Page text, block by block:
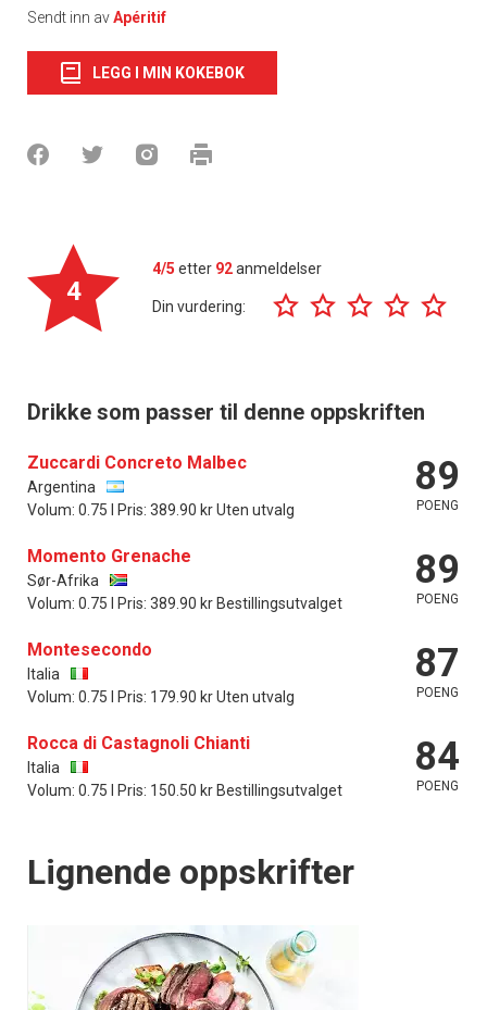
Sendt inn avApéritif
LEGG I MIN KOKEBOK
4
4/5 etter 92anmeldelser
Din vurdering:
Drikke som passer til denne oppskriften
Zuccardi Concreto Malbec
Argentina
Volum: 0.75 l Pris: 389.90 kr Uten utvalg
89
POENG
Momento Grenache
Sør-Afrika
Volum: 0.75 l Pris: 389.90 kr Bestillingsutvalget
89
POENG
Montesecondo
Italia
Volum: 0.75 l Pris: 179.90 kr Uten utvalg
87
POENG
Rocca di Castagnoli Chianti
Italia
Volum: 0.75 l Pris: 150.50 kr Bestillingsutvalget
84
POENG
Lignende oppskrifter